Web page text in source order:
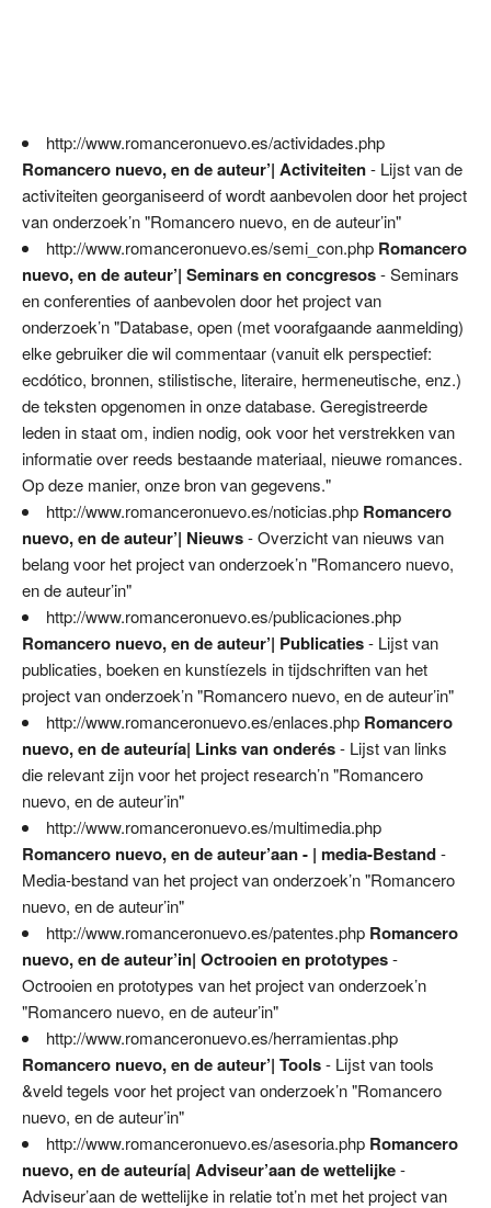
http://www.romanceronuevo.es/actividades.php
Romancero nuevo, en de auteur’| Activiteiten- Lijst van de
activiteiten georganiseerd of wordt aanbevolen door het project
van onderzoek’n "Romancero nuevo, en de auteur’in"
http://www.romanceronuevo.es/semi_con.php Romancero
nuevo, en de auteur’| Seminars en concgresos- Seminars
en conferenties of aanbevolen door het project van
onderzoek’n "Database, open (met voorafgaande aanmelding)
elke gebruiker die wil commentaar (vanuit elk perspectief:
ecdótico, bronnen, stilistische, literaire, hermeneutische, enz.)
de teksten opgenomen in onze database. Geregistreerde
leden in staat om, indien nodig, ook voor het verstrekken van
informatie over reeds bestaande materiaal, nieuwe romances.
Op deze manier, onze bron van gegevens."
http://www.romanceronuevo.es/noticias.php Romancero
nuevo, en de auteur’| Nieuws- Overzicht van nieuws van
belang voor het project van onderzoek’n "Romancero nuevo,
en de auteur’in"
http://www.romanceronuevo.es/publicaciones.php
Romancero nuevo, en de auteur’| Publicaties- Lijst van
publicaties, boeken en kunstíezels in tijdschriften van het
project van onderzoek’n "Romancero nuevo, en de auteur’in"
http://www.romanceronuevo.es/enlaces.php Romancero
nuevo, en de auteuría| Links van onderés- Lijst van links
die relevant zijn voor het project research’n "Romancero
nuevo, en de auteur’in"
http://www.romanceronuevo.es/multimedia.php
Romancero nuevo, en de auteur’aan - | media-Bestand-
Media-bestand van het project van onderzoek’n "Romancero
nuevo, en de auteur’in"
http://www.romanceronuevo.es/patentes.php Romancero
nuevo, en de auteur’in| Octrooien en prototypes-
Octrooien en prototypes van het project van onderzoek’n
"Romancero nuevo, en de auteur’in"
http://www.romanceronuevo.es/herramientas.php
Romancero nuevo, en de auteur’| Tools- Lijst van tools
&veld tegels voor het project van onderzoek’n "Romancero
nuevo, en de auteur’in"
http://www.romanceronuevo.es/asesoria.php Romancero
nuevo, en de auteuría| Adviseur’aan de wettelijke-
Adviseur’aan de wettelijke in relatie tot’n met het project van